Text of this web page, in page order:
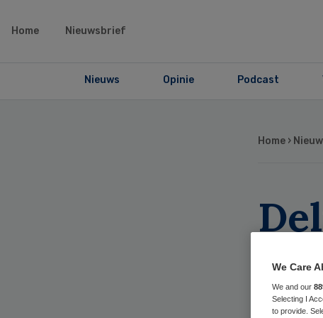
Home Nieuwsbrief
Nieuws Opinie Podcast
Home ›
We Care
We and our
Selecting I
to provide.